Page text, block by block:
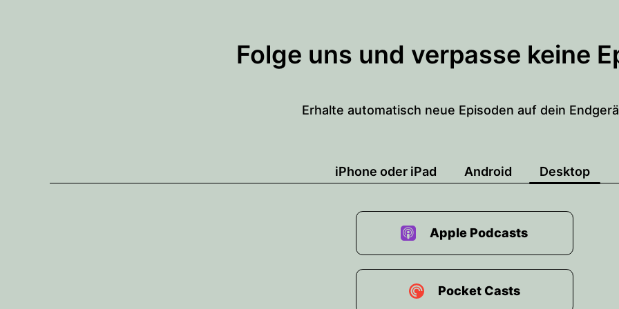
Folge uns und verpasse keine
Erhalte automatisch neue Episoden auf dein
iPhone oder iPad Android Desktop
Apple Podcasts
Pocket Casts